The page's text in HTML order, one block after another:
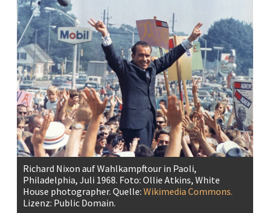
Richard Nixon auf Wahlkampftour in Paoli,
Philadelphia, Juli 1968. Foto: Ollie Atkins, White
House photographer. Quelle: Wikimedia Commons.
Lizenz: Public Domain.